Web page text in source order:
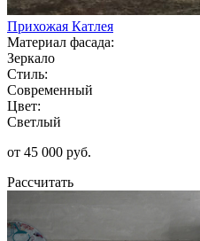
Прихожая Катлея
Материал фасада:
Зеркало
Стиль:
Современный
Цвет:
Светлый
от 45 000 руб.
Рассчитать